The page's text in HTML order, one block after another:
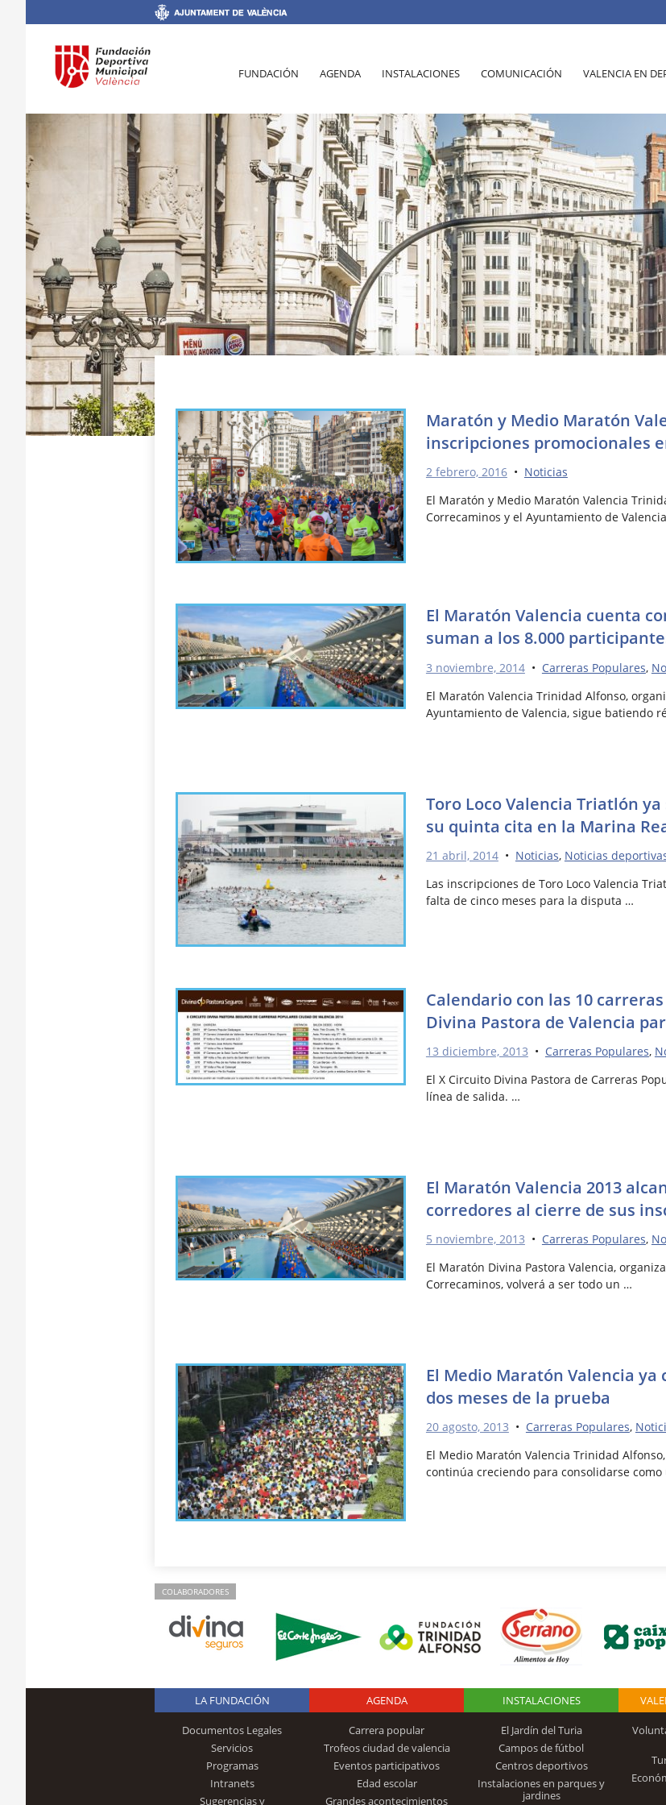
FUNDACIÓN AGENDA INSTALACIONES COMUNICACIÓN VALENCIA EN
Maratón y Medio Maratón
inscripciones promocionales
2 febrero, 2016• Noticias
El Maratón y Medio Maratón Valencia
Correcaminos y el Ayuntamiento de
El Maratón Valencia cuenta
suman a los 8.000
3 noviembre, 2014• Carreras Populares,
El Maratón Valencia Trinidad Alfonso,
Ayuntamiento de Valencia, sigue batiendo
Toro Loco Valencia Triatlón
su quinta cita en la Marina
21 abril, 2014• Noticias, Noticias
Las inscripciones de Toro Loco Valencia
falta de cinco meses para la disputa …
Calendario con las 10
Divina Pastora de Valencia
13 diciembre, 2013 • Carreras Populares,
El X Circuito Divina Pastora de Carreras
línea de salida. …
El Maratón Valencia 2013
corredores al cierre de sus
5 noviembre, 2013 • Carreras Populares,
El Maratón Divina Pastora Valencia,
Correcaminos, volverá a ser todo un …
El Medio Maratón Valencia ya
dos meses de la prueba
20 agosto, 2013 • Carreras Populares,
El Medio Maratón Valencia Trinidad
continúa creciendo para consolidarse
COLABORADORES
Logo Fundación
Trinidad Alfonso
LA FUNDACIÓN
Documentos Legales
Servicios
Programas
Intranets
Sugerencias y
AGENDA
Carrera popular
Trofeos ciudad de valencia
Eventos participativos
Edad escolar
Grandes acontecimientos
INSTALACIONES
El Jardín del Turia
Campos de fútbol
Centros deportivos
Instalaciones en parques y
jardines